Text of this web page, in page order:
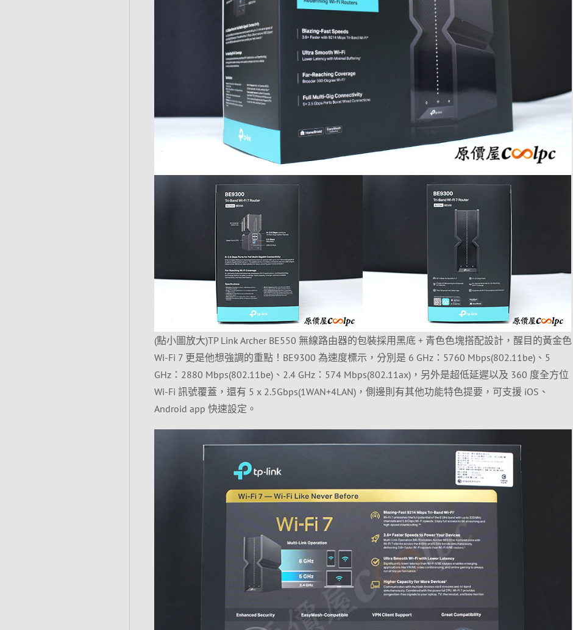
(點小圖放大)TP Link Archer BE550 無線路由器的包裝採用黑底 + 青色色塊搭配設計，醒目的黃金色
Wi-Fi 7 更是他想強調的重點！BE9300 為速度標示，分別是 6 GHz：5760 Mbps(802.11be)、5
GHz：2880 Mbps(802.11be)、2.4 GHz：574 Mbps(802.11ax)，另外是超低延遲以及 360 度全方位
Wi-Fi 訊號覆蓋，還有 5 x 2.5Gbps(1WAN+4LAN)，側邊則有其他功能特色提要，可支援 iOS、
Android app 快速設定。